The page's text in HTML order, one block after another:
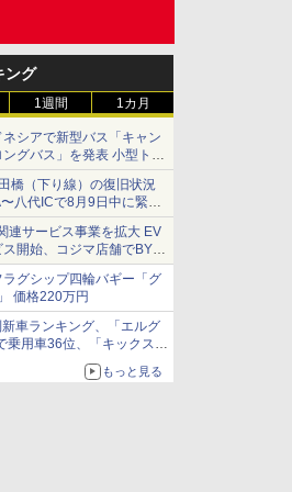
ング
1週間 1カ月
シアで新型バス「キャン
グバス」を発表 小型トラ
客輸送向けバス
橋（下り線）の復旧状況
八代ICで8月9日中に緊急
連サービス事業を拡大 EV
開始、コジマ店舗でBYD
トを強化
グシップ四輪バギー「グ
価格220万円
車ランキング、「エルグ
乗用車36位、「キックス」
もっと見る